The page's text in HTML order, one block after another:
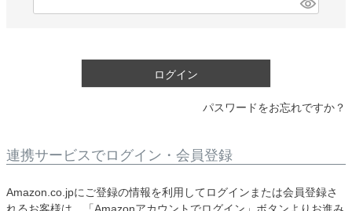
ログイン
パスワードをお忘れですか？
連携サービスでログイン・会員登録
Amazon.co.jpにご登録の情報を利用してログインまたは会員登録さ